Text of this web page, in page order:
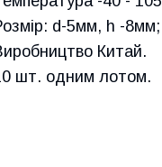
d-5мм, h -8мм;
Китай.
шт. одним лотом.